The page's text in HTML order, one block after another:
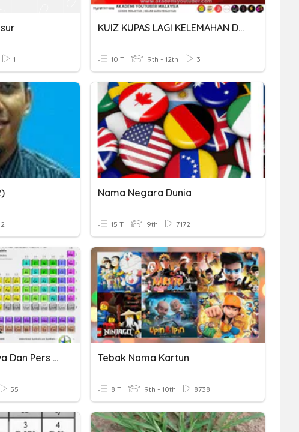
1
KUIZ KUPAS LAGI KELEMAHAN DALAM PENULISAN-EJEN GEE
10 T 9th - 12th 3
Nama Negara Dunia
15 T 9th 7172
Tata Nama Senyawa Dan Pers Reaksi
55
Tebak Nama Kartun
8 T 9th - 10th 8738